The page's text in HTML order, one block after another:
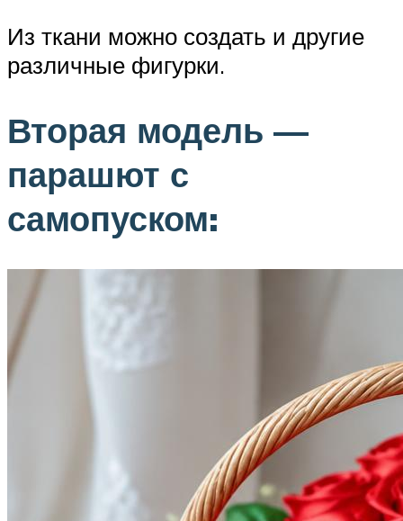
Из ткани можно создать и другие
различные фигурки.
Вторая модель —
парашют с
самопуском: